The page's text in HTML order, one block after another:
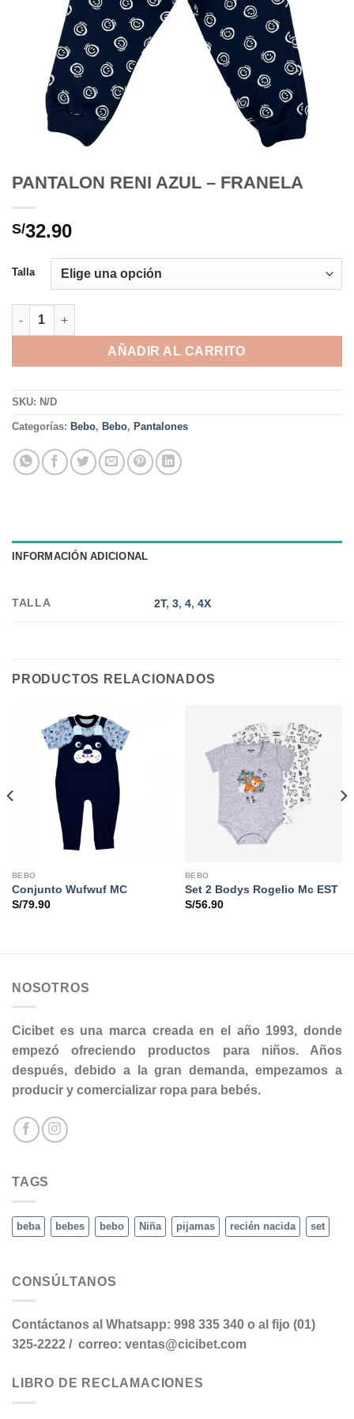
PANTALON RENI AZUL – FRANELA
S/32.90
Talla
PANTALON RENI AZUL - FRANELA cantidad
AÑADIR AL CARRITO
SKU: N/D
Categorías: Bebo, Bebo, Pantalones
INFORMACIÓN ADICIONAL
TALLA 2T,3,4,4X
PRODUCTOS RELACIONADOS
BEBO
Conjunto Wufwuf MC
S/79.90
BEBO
Set 2 Bodys Rogelio Mc EST
S/56.90
NOSOTROS
Cicibet es una marca creada en el año 1993, donde
empezó ofreciendo productos para niños. Años
después, debido a la gran demanda, empezamos a
producir y comercializar ropa para bebés.
TAGS
beba bebes bebo Niña pijamas recién nacida set
CONSÚLTANOS
Contáctanos al Whatsapp: 998 335 340 o al fijo (01)
325-2222 / correo: ventas@cicibet.com
LIBRO DE RECLAMACIONES